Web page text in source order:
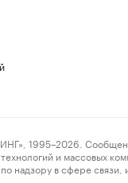
Сообщения и
и массовых
надзору в сфере